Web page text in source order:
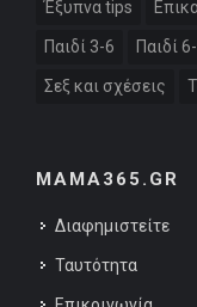
Έξυπνα tips
Παιδί 3-6 Παιδί
Σεξ και σχέσεις
MAMA365.GR
Διαφημιστείτε
Ταυτότητα